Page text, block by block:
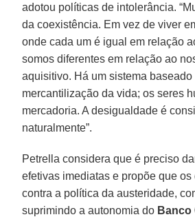
adotou políticas de intolerância.
da coexistência. Em vez de viver
onde cada um é igual em relação
somos diferentes em relação ao
aquisitivo. Há um sistema baseado
mercantilização da vida; os seres
mercadoria. A desigualdade é
naturalmente”.
Petrella considera que é preciso
efetivas imediatas e propõe que
contra a política da austeridade,
suprimindo a autonomia do Banco